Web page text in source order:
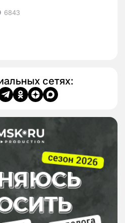
6843
сетях: